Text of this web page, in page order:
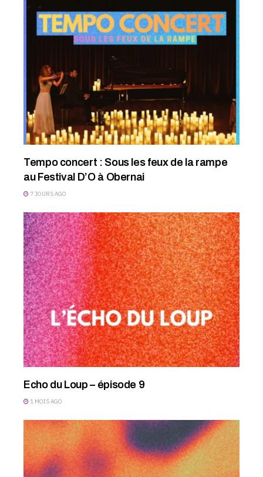
Tempo concert : Sous les feux de la rampe
au Festival D’O à Obernai
7 JOURS AGO
Echo du Loup – épisode 9
1 MOIS AGO